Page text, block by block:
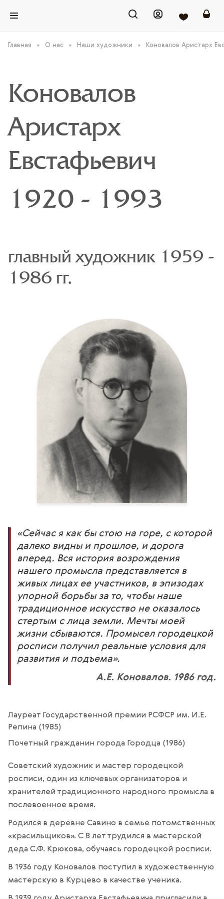
Главная О нас Наши художники Коновалов Аристарх
Коновалов
Аристарх
Евстафьевич
1920 - 1993
главный художник 1959 -
1986 гг.
«Сейчас я как бы стою на горе, с которой
далеко видны и прошлое, и дорога
вперед. Вся история возрождения
нашего промысла представляется в
живых лицах ее участников, в эпизодах
упорной борьбы за то, чтобы наше
традиционное искусство не оказалось
стертым с лица земли. Мечты моей
жизни сбываются. Промысел городецкой
росписи получил реальные условия для
развития и подъема».
А.Е. Коновалов. 1986 год.
Лауреат Государственной премии РСФСР им. И.Е.
Репина (1985)
Почетный гражданин города Городца (1986)
Советский художник и мастер городецкой
росписи, один из ключевых организаторов и
хранителей традиционного народного промысла в
послевоенное время.
Родился в деревне Савино в семье потомственных
«красильщиков». С 8 лет трудился в мастерской
деда С.Ф. Крюкова, обучаясь городецкой росписи.
В 1936 году Коновалов поступил в художественную
мастерскую в Курцево в качестве ученика.